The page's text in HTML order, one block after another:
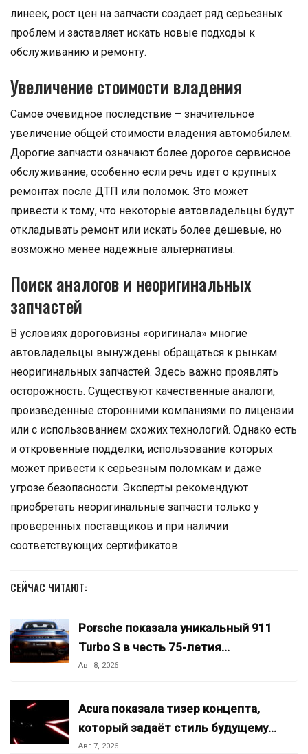
линеек, рост цен на запчасти создает ряд серьезных
проблем и заставляет искать новые подходы к
обслуживанию и ремонту.
Увеличение стоимости владения
Самое очевидное последствие – значительное
увеличение общей стоимости владения автомобилем.
Дорогие запчасти означают более дорогое сервисное
обслуживание, особенно если речь идет о крупных
ремонтах после ДТП или поломок. Это может
привести к тому, что некоторые автовладельцы будут
откладывать ремонт или искать более дешевые, но
возможно менее надежные альтернативы.
Поиск аналогов и неоригинальных
запчастей
В условиях дороговизны «оригинала» многие
автовладельцы вынуждены обращаться к рынкам
неоригинальных запчастей. Здесь важно проявлять
осторожность. Существуют качественные аналоги,
произведенные сторонними компаниями по лицензии
или с использованием схожих технологий. Однако есть
и откровенные подделки, использование которых
может привести к серьезным поломкам и даже
угрозе безопасности. Эксперты рекомендуют
приобретать неоригинальные запчасти только у
проверенных поставщиков и при наличии
соответствующих сертификатов.
СЕЙЧАС ЧИТАЮТ:
Porsche показала уникальный 911
Turbo S в честь 75-летия…
Авг 8, 2026
Acura показала тизер концепта,
который задаёт стиль будущему…
Авг 7, 2026